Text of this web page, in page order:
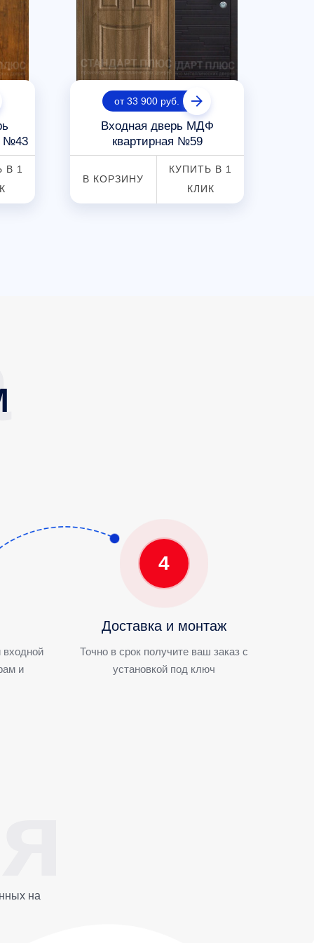
№43
В 1
от 33 900 руб.
Входная дверь МДФ
квартирная №59
В КОРЗИНУ
КУПИТЬ В 1
КЛИК
входной
и
4
Доставка и монтаж
Точно в срок получите ваш заказ с
установкой под ключ
на